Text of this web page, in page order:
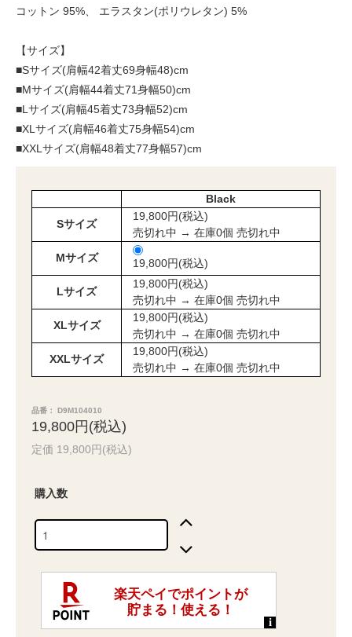
コットン 95%、 エラスタン(ポリウレタン) 5%
【サイズ】
■Sサイズ(肩幅42着丈69身幅48)cm
■Mサイズ(肩幅44着丈71身幅50)cm
■Lサイズ(肩幅45着丈73身幅52)cm
■XLサイズ(肩幅46着丈75身幅54)cm
■XXLサイズ(肩幅48着丈77身幅57)cm
Black
Sサイズ
19,800円(税込)
売切れ中 → 在庫0個 売切れ中
Mサイズ
19,800円(税込)
Lサイズ
19,800円(税込)
売切れ中 → 在庫0個 売切れ中
XLサイズ
19,800円(税込)
売切れ中 → 在庫0個 売切れ中
XXLサイズ
19,800円(税込)
売切れ中 → 在庫0個 売切れ中
品番： D9M104010
19,800円(税込)
定価 19,800円(税込)
購入数